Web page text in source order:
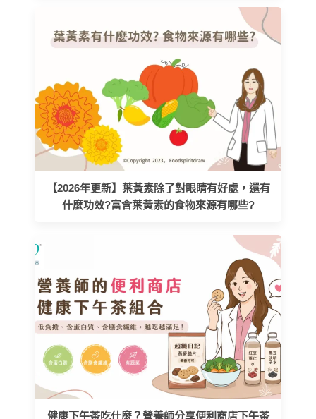
【2026年更新】葉黃素除了對眼睛有好處，還有
什麼功效?富含葉黃素的食物來源有哪些?
健康下午茶吃什麼？營養師分享便利商店下午茶